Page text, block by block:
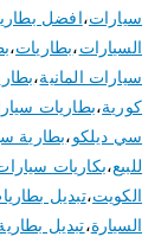
سيارات،افضل
السيارات،بطاريات،
سيارات المانية،
كورية،بطاريات
سي ديلكو،بطارية
للبيع،بكاريات
الكويت،تبديل
السيارة،تبديل